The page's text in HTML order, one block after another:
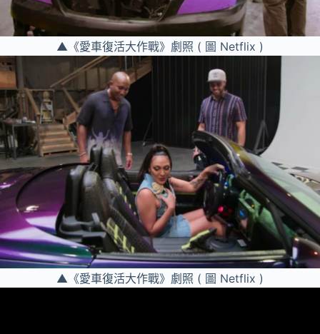
▲《愛車復活大作戰》劇照 ( 圖 Netflix )
▲《愛車復活大作戰》劇照 ( 圖 Netflix )